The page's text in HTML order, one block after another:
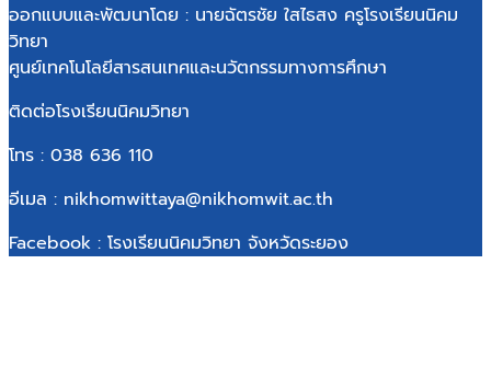
ออกแบบและพัฒนาโดย : นายฉัตรชัย ใสไธสง ครูโรงเรียนนิคม
วิทยา
ศูนย์เทคโนโลยีสารสนเทศและนวัตกรรมทางการศึกษา
ติดต่อโรงเรียนนิคมวิทยา
โทร : 038 636 110
อีเมล : nikhomwittaya@nikhomwit.ac.th
Facebook : โรงเรียนนิคมวิทยา จังหวัดระยอง